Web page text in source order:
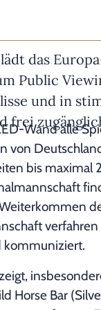
das
Public
und in
freiWand alle
von
bis maximal
kommuniziert.
Horse Bar